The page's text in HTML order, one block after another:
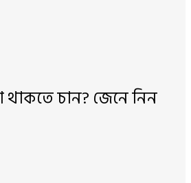
থাকতে চান? জেনে নিন